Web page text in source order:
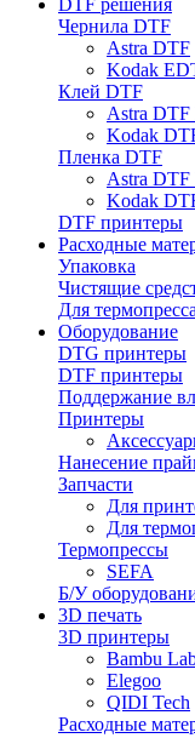
DTF решения
Чернила DTF
Astra DTF
Kodak
Клей DTF
Astra DTF
Kodak
Пленка DTF
Astra DTF
Kodak
DTF принтеры
Расходные
Упаковка
Чистящие
Для термопресса
Оборудование
DTG принтеры
DTF принтеры
Поддержание
Принтеры
Нанесение
Запчасти
Для
Для
Термопрессы
SEFA
Б/У
3D печать
3D принтеры
Bambu
Elegoo
QIDI Tech
Расходные